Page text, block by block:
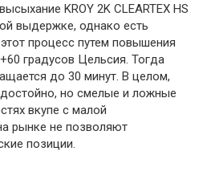
KROY 2K CLEARTEX HS
выдержке, однако есть
процесс путем повышения
градусов Цельсия. Тогда
до 30 минут. В целом,
но смелые и ложные
вкупе с малой
рынке не позволяют
позиции.